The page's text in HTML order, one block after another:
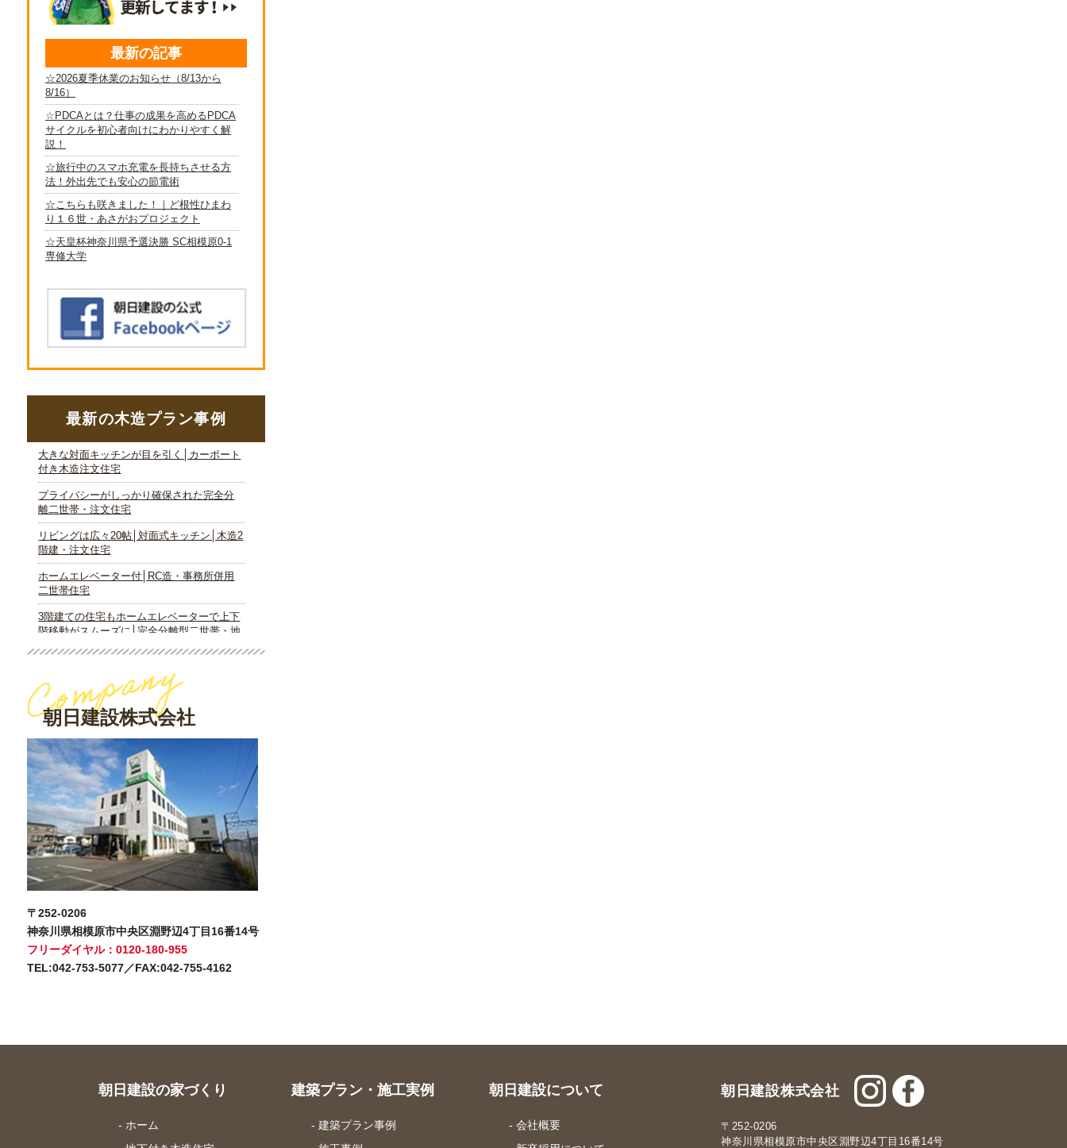
最新の記事
最新の木造プラン事例
朝日建設株式会社
〒252-0206
神奈川県相模原市中央区淵野辺4丁目16番14号
フリーダイヤル：0120-180-955
TEL:042-753-5077／FAX:042-755-4162
朝日建設の家づくり
- ホーム
建築プラン・施工実例
- 建築プラン事例
朝日建設について
- 会社概要
朝日建設株式会社
〒252-0206
神奈川県相模原市中央区淵野辺4丁目16番14号